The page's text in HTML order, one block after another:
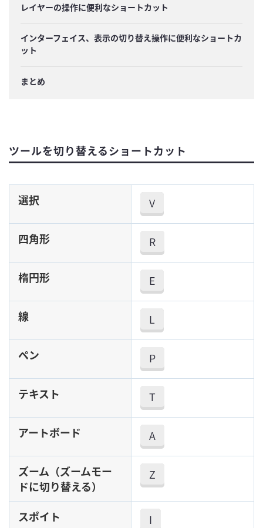
レイヤーの操作に便利なショートカット
インターフェイス、表示の切り替え操作に便利なショートカ
ット
まとめ
ツールを切り替えるショートカット
選択 V
四角形 R
楕円形 E
線 L
ペン P
テキスト T
アートボード A
ズーム（ズームモー
ドに切り替える）
Z
スポイト I